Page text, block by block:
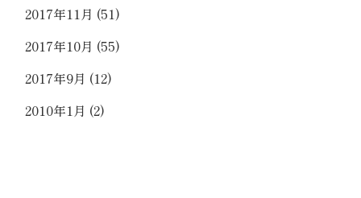
2017年11月 (51)
2017年10月 (55)
2017年9月 (12)
2010年1月 (2)